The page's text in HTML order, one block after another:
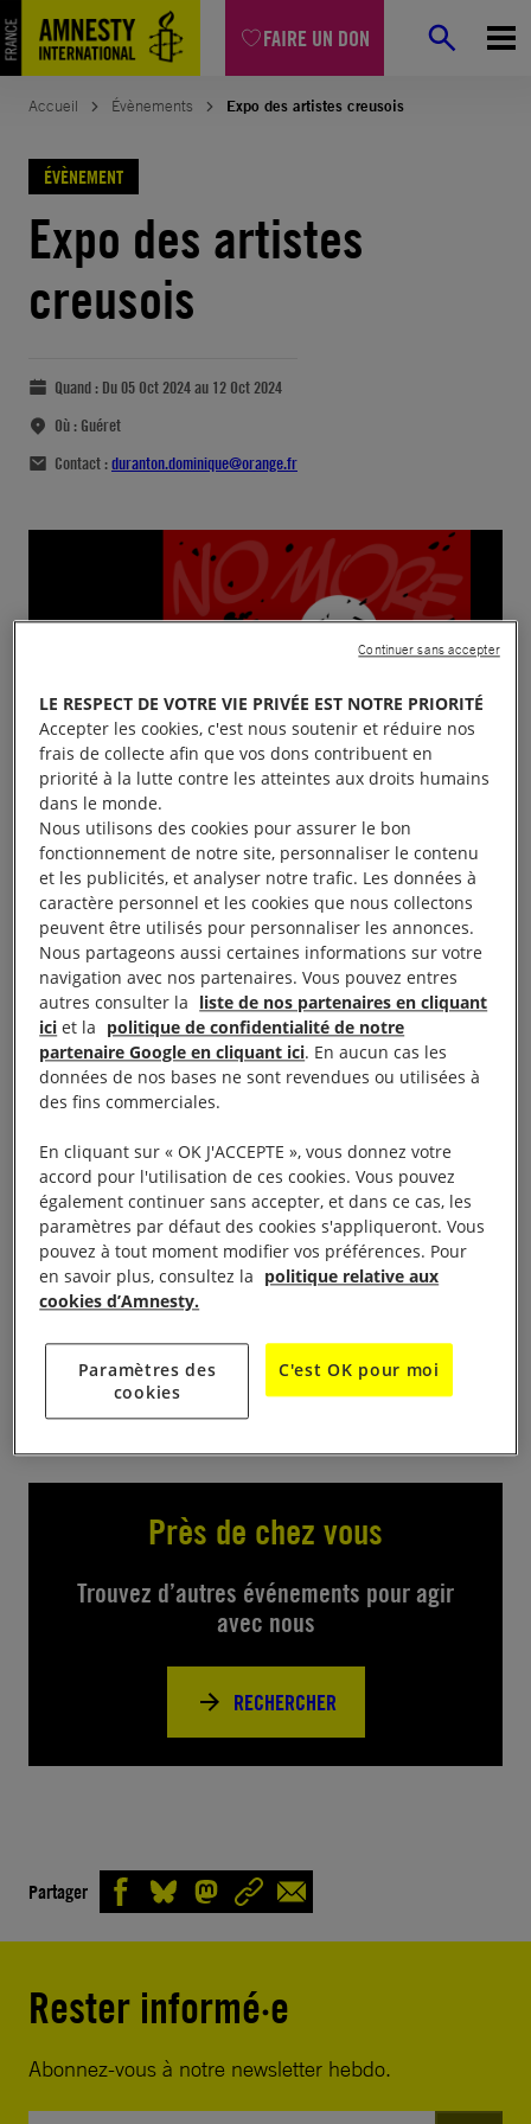
FAIRE UN DON
Accueil Évènements Expo des artistes creusois
ÉVÈNEMENT
Expo des artistes
creusois
Quand : Du 05 Oct 2024 au 12 Oct 2024
Où : Guéret
Contact :duranton.dominique@orange.fr
Exposition d’Art Conflits d’ici et d’ailleurs, de 14/18h
; le samedi 10/17h
Salle Chaminadour
Des artistes creusois s’engagent pour la défense des
droits humains aux côtés d’Amnesty International et
thème Conflits d’ici et d’ailleurs
Près de chez vous
Trouvez d’autres événements pour agir
avec nous
RECHERCHER
Partager
Rester informé·e
Abonnez-vous à notre newsletter hebdo.
LE RESPECT DE VOTRE VIE PRIVÉE EST NOTRE PRIORITÉ
Accepter les cookies, c'est nous soutenir et réduire nos
frais de collecte afin que vos dons contribuent en
priorité à la lutte contre les atteintes aux droits humains
dans le monde.
Nous utilisons des cookies pour assurer le bon
fonctionnement de notre site, personnaliser le contenu
et les publicités, et analyser notre trafic. Les données à
caractère personnel et les cookies que nous collectons
peuvent être utilisés pour personnaliser les annonces.
Nous partageons aussi certaines informations sur votre
navigation avec nos partenaires. Vous pouvez entres
autres consulter la liste de nos partenaires en cliquant
ici et la politique de confidentialité de notre
partenaire Google en cliquant ici. En aucun cas les
données de nos bases ne sont revendues ou utilisées à
des fins commerciales.
En cliquant sur « OK J'ACCEPTE », vous donnez votre
accord pour l'utilisation de ces cookies. Vous pouvez
également continuer sans accepter, et dans ce cas, les
paramètres par défaut des cookies s'appliqueront. Vous
pouvez à tout moment modifier vos préférences. Pour
en savoir plus, consultez la politique relative aux
cookies d’Amnesty.
Paramètres des
cookies
C'est OK pour moi
Continuer sans accepter